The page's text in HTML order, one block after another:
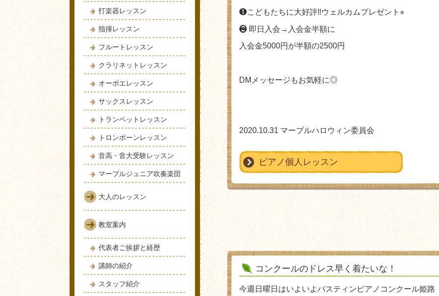
❶こどもたちに大好評‼︎ウェルカムプレゼント ⭐
❷ 即日入会 → 入会金半額に
入会金5000円が半額の2500円
DM メッセージもお気軽に◎
2020.10.31 マーブルハロウィン委員会
ピアノ個人レッスン
コンクールのドレス早く着たいな！
今週日曜日はいよいよバスティンピアノコンクール姫路
打楽器レッスン
指揮レッスン
フルートレッスン
クラリネットレッスン
オーボエレッスン
サックスレッスン
トランペットレッスン
トロンボーンレッスン
音高・音大受験レッスン
マーブルジュニア吹奏楽団
大人のレッスン
教室案内
代表者ご挨拶と経歴
講師の紹介
スタッフ紹介